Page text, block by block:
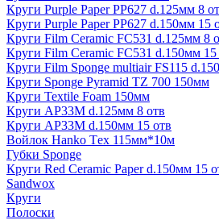
Круги Purple Paper PP627 d.125мм 8
Круги Purple Paper PP627 d.150мм 15
Круги Film Ceramic FC531 d.125мм 8
Круги Film Ceramic FC531 d.150мм 15
Круги Film Sponge multiair FS115
Круги Sponge Pyramid TZ 700 150мм
Круги Textile Foam 150мм
Круги AP33M d.125мм 8 отв
Круги AP33M d.150мм 15 отв
Войлок Hanko Tех 115мм*10м
Губки Sponge
Круги Red Ceramic Paper d.150мм 15
Sandwox
Круги
Полоски